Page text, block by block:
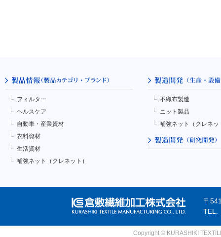
フィルター
ヘルスケア
自動車・産業資材
衣料資材
生活資材
補強ネット（クレネット）
不織布製造
ニット製品
補強ネット（クレネッ
〒
TEL.
Copyright © KURASHIKI